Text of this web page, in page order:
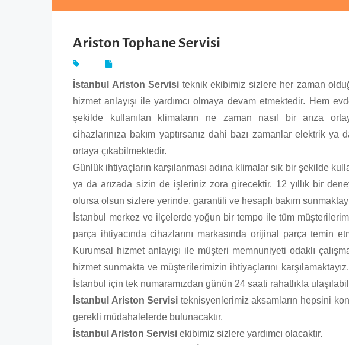
Ariston Tophane Servisi
İstanbul Ariston Servisi teknik ekibimiz sizlere her zaman
hizmet anlayışı ile yardımcı olmaya devam etmektedir. Hem
şekilde kullanılan klimaların ne zaman nasıl bir arıza
cihazlarınıza bakım yaptırsanız dahi bazı zamanlar elektrik
ortaya çıkabilmektedir.
Günlük ihtiyaçların karşılanması adına klimalar sık bir şekilde
ya da arızada sizin de işleriniz zora girecektir. 12 yıllık bir
olursa olsun sizlere yerinde, garantili ve hesaplı bakım
İstanbul merkez ve ilçelerde yoğun bir tempo ile tüm
parça ihtiyacında cihazlarını markasında orijinal parça temin
Kurumsal hizmet anlayışı ile müşteri memnuniyeti odaklı
hizmet sunmakta ve müşterilerimizin ihtiyaçlarını karşılamaktayız.
İstanbul için tek numaramızdan günün 24 saati rahatlıkla
İstanbul Ariston Servisi teknisyenlerimiz aksamların hepsini
gerekli müdahalelerde bulunacaktır.
İstanbul Ariston Servisi ekibimiz sizlere yardımcı olacaktır.